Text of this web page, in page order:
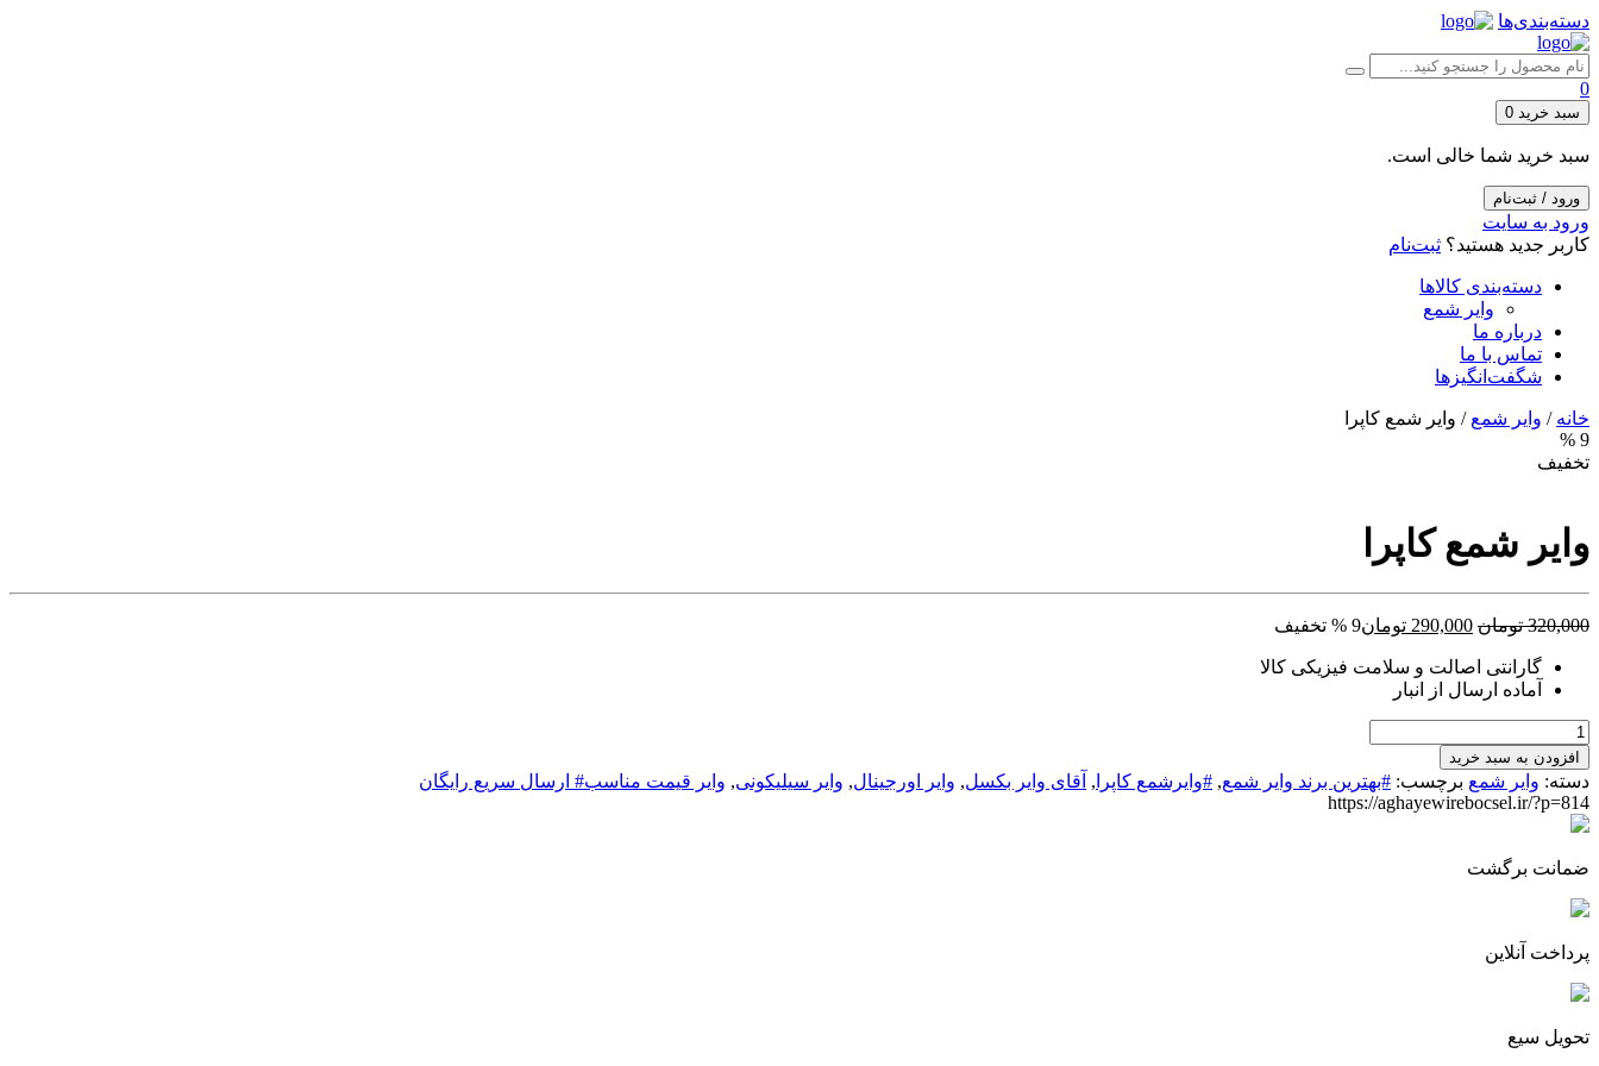
دسته‌بندی‌ها
0
سبد خرید 0
سبد خرید شما خالی است.
ورود / ثبت‌نام
ورود به سایت
کاربر جدید هستید؟ ثبت‌نام
دسته‌بندی کالاها
وایر شمع
درباره ما
تماس با ما
شگفت‌انگیزها
خانه / وایر شمع / وایر شمع کاپرا
9 %
تخفیف
وایر شمع کاپرا
320,000 تومان قیمت
320,000 تومان
بود.
290,000 تومان9 % تخفیف
290,000 تومان.گارانتی اصالت و سلامت فیزیکی کالا
آماده ارسال از انبار
وایر
شمع
کاپرا
عدد
افزودن به سبد خرید
دسته: وایر شمع برچسب: #بهترین برند وایر شمع, #وایرشمع کاپرا , آقای وایر بکسل, وایر اورجینال, وایر سیلیکونی, وایر قیمت مناسب# ارسال سریع رایگان
https://aghayewirebocsel.ir/?p=814
ضمانت برگشت
پرداخت آنلاین
تحویل سیع